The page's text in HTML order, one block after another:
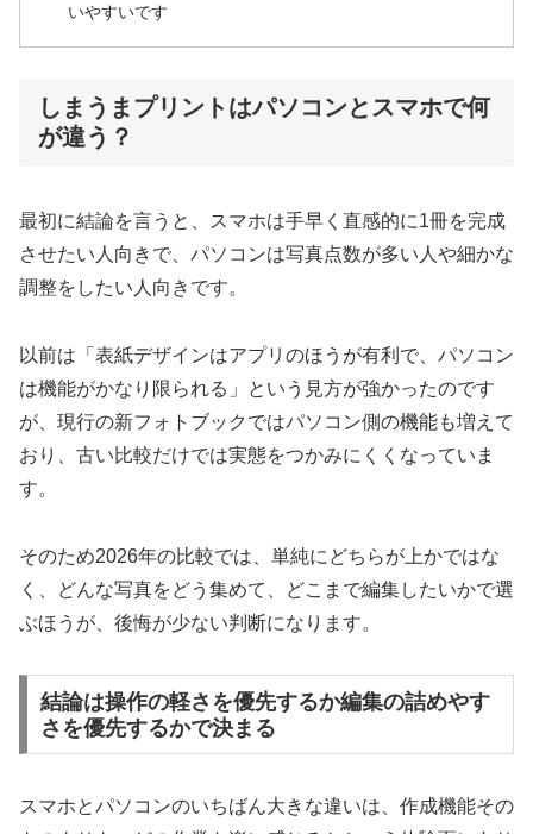
いやすいです
しまうまプリントはパソコンとスマホで何
が違う？
最初に結論を言うと、スマホは手早く直感的に1冊を完成
させたい人向きで、パソコンは写真点数が多い人や細かな
調整をしたい人向きです。
以前は「表紙デザインはアプリのほうが有利で、パソコン
は機能がかなり限られる」という見方が強かったのです
が、現行の新フォトブックではパソコン側の機能も増えて
おり、古い比較だけでは実態をつかみにくくなっていま
す。
そのため2026年の比較では、単純にどちらが上かではな
く、どんな写真をどう集めて、どこまで編集したいかで選
ぶほうが、後悔が少ない判断になります。
結論は操作の軽さを優先するか編集の詰めやす
さを優先するかで決まる
スマホとパソコンのいちばん大きな違いは、作成機能その